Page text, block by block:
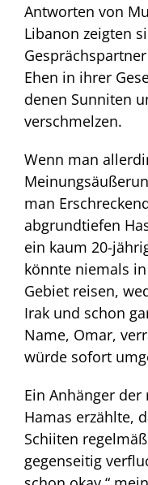
Antworten von
Libanon zeigten
Ehen in ihrer
denen Sunniten
verschmelzen.
Wenn man
man
abgrundtiefen
ein kaum 20-
könnte niemals
Gebiet reisen,
Irak und schon
Name, Omar,
würde sofort
Ein Anhänger
Hamas erzählte,
Schiiten
gegenseitig